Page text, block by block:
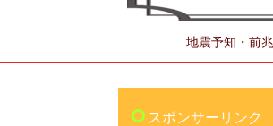
地震予知・前
スポンサーリンク